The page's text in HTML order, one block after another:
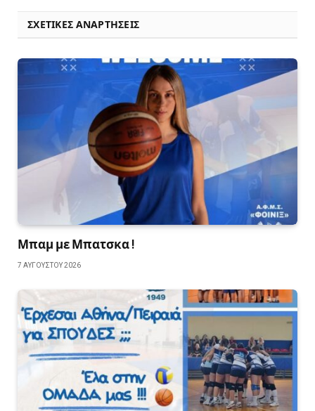
ΣΧΕΤΙΚΈΣ ΑΝΑΡΤΉΣΕΙΣ
Μπαμ με Μπατσκα !
7 ΑΥΓΟΎΣΤΟΥ 2026